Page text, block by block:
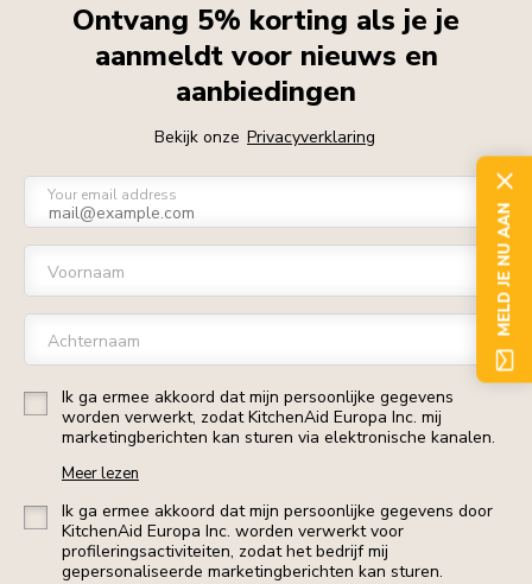
Ontvang 5% korting als je je
aanmeldt voor nieuws en
aanbiedingen
Bekijk onze Privacyverklaring
Your email address
Voornaam
Achternaam
Ik ga ermee akkoord dat mijn persoonlijke gegevens
worden verwerkt, zodat KitchenAid Europa Inc. mij
marketingberichten kan sturen via elektronische kanalen.
Meer lezen
Ik ga ermee akkoord dat mijn persoonlijke gegevens door
KitchenAid Europa Inc. worden verwerkt voor
profileringsactiviteiten, zodat het bedrijf mij
gepersonaliseerde marketingberichten kan sturen.
MELD JE NU AAN